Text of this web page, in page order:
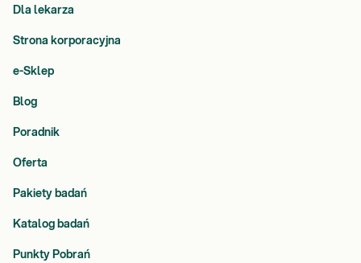
Dla lekarza
Strona korporacyjna
e-Sklep
Blog
Poradnik
Oferta
Pakiety badań
Katalog badań
Punkty Pobrań